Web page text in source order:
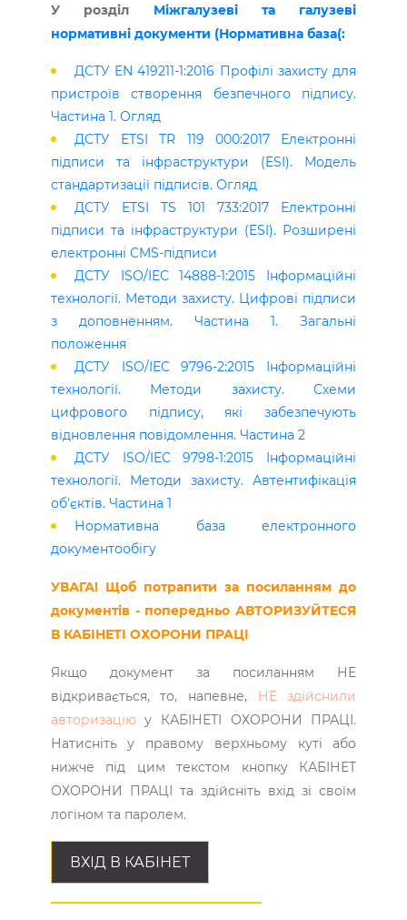
У розділ Міжгалузеві та галузеві
нормативні документи (Нормативна база(:
ДСТУ EN 419211-1:2016 Профілі захисту для
пристроїв створення безпечного підпису.
Частина 1. Огляд
ДСТУ ETSI TR 119 000:2017 Електронні
підписи та інфраструктури (ESI). Модель
стандартизації підписів. Огляд
ДСТУ ETSI TS 101 733:2017 Електронні
підписи та інфраструктури (ESI). Розширені
електронні CMS-підписи
ДСТУ ISO/IEC 14888-1:2015 Інформаційні
технології. Методи захисту. Цифрові підписи
з доповненням. Частина 1. Загальні
положення
ДСТУ ISO/IEC 9796-2:2015 Інформаційні
технології. Методи захисту. Схеми
цифрового підпису, які забезпечують
відновлення повідомлення. Частина 2
ДСТУ ISO/IEC 9798-1:2015 Інформаційні
технології. Методи захисту. Автентифікація
об’єктів. Частина 1
Нормативна база електронного
документообігу
УВАГА! Щоб потрапити за посиланням до
документів - попередньо АВТОРИЗУЙТЕСЯ
В КАБІНЕТІ ОХОРОНИ ПРАЦІ
Якщо документ за посиланням НЕ
відкривається, то, напевне, НЕ здійснили
авторизаціюу КАБІНЕТІ ОХОРОНИ ПРАЦІ.
Натисніть у правому верхньому куті або
нижче під цим текстом кнопку КАБІНЕТ
ОХОРОНИ ПРАЦІ та здійсніть вхід зі своїм
логіном та паролем.
ВХІД В КАБІНЕТ